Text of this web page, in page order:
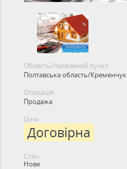
Область/Населений пункт:
Полтавська область/Кременчук
Операція:
Продажа
Ціна:
Договірна
Стан:
Нове